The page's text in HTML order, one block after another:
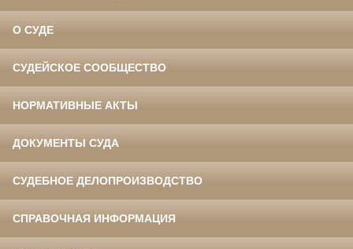
О СУДЕ
СУДЕЙСКОЕ СООБЩЕСТВО
НОРМАТИВНЫЕ АКТЫ
ДОКУМЕНТЫ СУДА
СУДЕБНОЕ ДЕЛОПРОИЗВОДСТВО
СПРАВОЧНАЯ ИНФОРМАЦИЯ